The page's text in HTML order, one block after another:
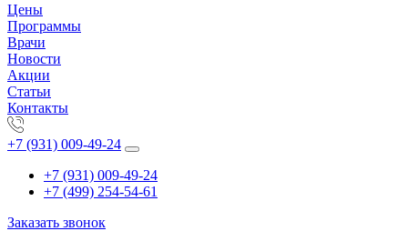
Цены
Программы
Врачи
Новости
Акции
Статьи
Контакты
+7 (931) 009-49-24
+7 (931) 009-49-24
+7 (499) 254-54-61
Заказать звонок